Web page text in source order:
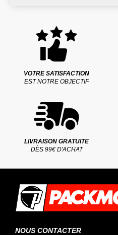
VOTRE SATISFACTION
EST NOTRE OBJECTIF
LIVRAISON GRATUITE
DÈS 99€ D'ACHAT
NOUS CONTACTER